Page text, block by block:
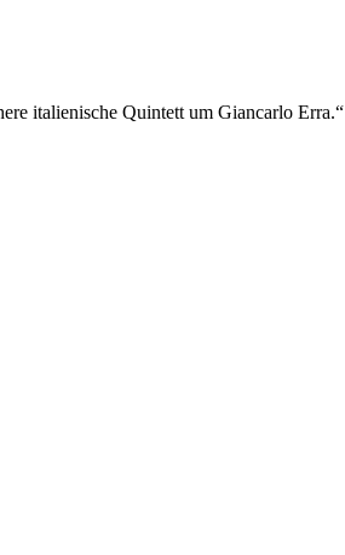
italienische Quintett um Giancarlo Erra.“